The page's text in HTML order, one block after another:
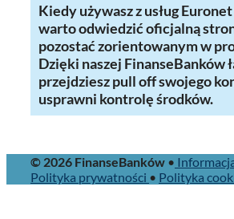
Kiedy używasz z usług
warto odwiedzić oficjalną
pozostać zorientowanym w
Dzięki naszej FinanseBanków
przejdziesz pull off swojego
usprawni kontrolę środków.
© 2026 FinanseBanków •
Polityka prywatności • Polityka